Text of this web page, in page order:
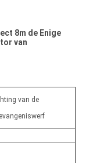
8m de Enige
van
van de